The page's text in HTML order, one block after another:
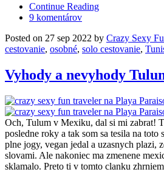
Continue Reading
9 komentárov
Posted on 27 sep 2022 by Crazy Sexy
cestovanie, osobné, solo cestovanie,
Vyhody a nevyhody
Och, Tulum v Mexiku, dal si mi zabrat!
posledne roky a tak som sa tesila na toto
plne jogy, vegan jedal a uzasnych plazi,
slovami. Ale nakoniec ma zmenene
sklamalo. Preto ti v tomto clanku